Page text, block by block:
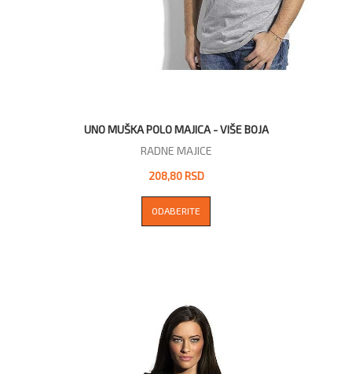
UNO MUŠKA POLO MAJICA - VIŠE BOJA
RADNE MAJICE
208,80 RSD
ODABERITE